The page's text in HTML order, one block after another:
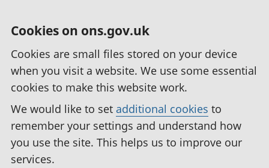
Cookies on ons.gov.uk
Cookies are small files stored on your device
when you visit a website. We use some essential
cookies to make this website work.
We would like to set additional cookies to
remember your settings and understand how
you use the site. This helps us to improve our
services.